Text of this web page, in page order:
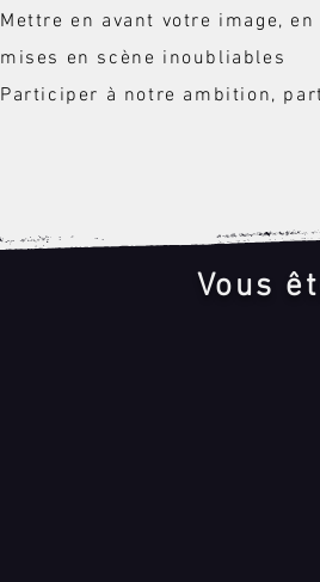
Mettre en avant votre image,
mises en scène inoubliables
Participer à notre ambition,
Vous